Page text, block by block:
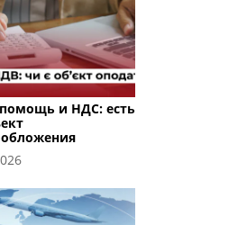
и НДС: есть